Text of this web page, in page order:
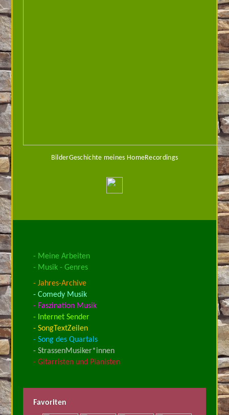
BilderGeschichte meines HomeRecordings
- Meine Arbeiten
- Musik - Genres
- Jahres-Archive
- Comedy Musik
- Faszination Musik
- Internet Sender
- SongTextZeilen
- Song des Quartals
- StrassenMusiker*innen
- Gitarristen und Pianisten
Favoriten